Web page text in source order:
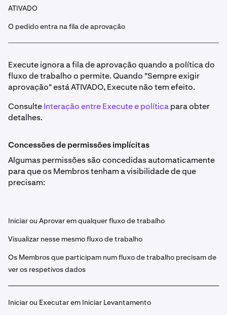
ATIVADO
O pedido entra na fila de aprovação
Execute ignora a fila de aprovação quando a política do
fluxo de trabalho o permite. Quando "Sempre exigir
aprovação" está ATIVADO, Execute não tem efeito.
ConsulteInteração entre Execute e políticapara obter
detalhes.
Concessões de permissões implícitas
Algumas permissões são concedidas automaticamente
para que os Membros tenham a visibilidade de que
precisam:
Iniciar ou Aprovar em qualquer fluxo de trabalho
Visualizar nesse mesmo fluxo de trabalho
Os Membros que participam num fluxo de trabalho precisam de
ver os respetivos dados
Iniciar ou Executar em Iniciar Levantamento